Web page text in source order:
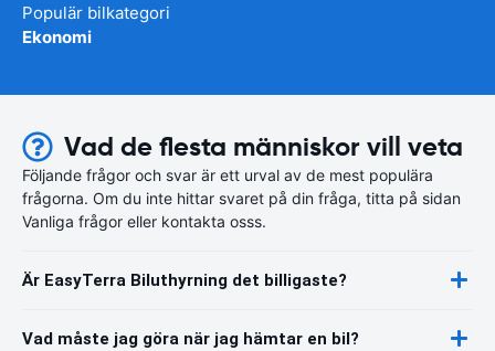
Populär bilkategori
Ekonomi
Vad de flesta människor vill veta
Följande frågor och svar är ett urval av de mest populära
frågorna. Om du inte hittar svaret på din fråga, titta på sidan
Vanliga frågor eller kontakta osss.
Är EasyTerra Biluthyrning det billigaste?
Vad måste jag göra när jag hämtar en bil?